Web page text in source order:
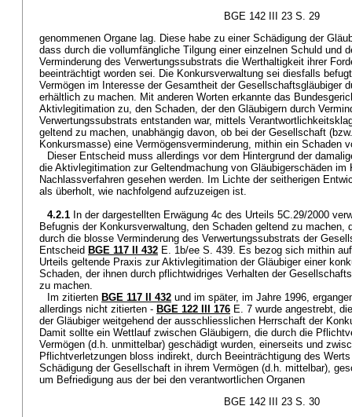
BGE 142 III 23 S. 29
genommenen Organe lag. Diese habe zu einer Schädigung der
dass durch die vollumfängliche Tilgung einer einzelnen Schuld und
Verminderung des Verwertungssubstrats die Werthaltigkeit ihrer
beeinträchtigt worden sei. Die Konkursverwaltung sei diesfalls
Vermögen im Interesse der Gesamtheit der Gesellschaftsgläubiger
erhältlich zu machen. Mit anderen Worten erkannte das
Aktivlegitimation zu, den Schaden, der den Gläubigern durch
Verwertungssubstrats entstanden war, mittels
geltend zu machen, unabhängig davon, ob bei der Gesellschaft
Konkursmasse) eine Vermögensverminderung, mithin ein Schaden
Dieser Entscheid muss allerdings vor dem Hintergrund der
die Aktivlegitimation zur Geltendmachung von Gläubigerschäden im
Nachlassverfahren gesehen werden. Im Lichte der seitherigen
als überholt, wie nachfolgend aufzuzeigen ist.
4.2.1 In der dargestellten Erwägung 4c des Urteils 5C.29/2000
Befugnis der Konkursverwaltung, den Schaden geltend zu machen,
durch die blosse Verminderung des Verwertungssubstrats der
Entscheid BGE 117 II 432 E. 1b/ee S. 439. Es bezog sich mithin
Urteils geltende Praxis zur Aktivlegitimation der Gläubiger einer
Schaden, der ihnen durch pflichtwidriges Verhalten der
zu machen.
Im zitierten BGE 117 II 432 und im später, im Jahre 1996,
allerdings nicht zitierten - BGE 122 III 176 E. 7 wurde angestrebt,
der Gläubiger weitgehend der ausschliesslichen Herrschaft der
Damit sollte ein Wettlauf zwischen Gläubigern, die durch die
Vermögen (d.h. unmittelbar) geschädigt wurden, einerseits und
Pflichtverletzungen bloss indirekt, durch Beeinträchtigung des
Schädigung der Gesellschaft in ihrem Vermögen (d.h. mittelbar),
um Befriedigung aus der bei den verantwortlichen Organen
BGE 142 III 23 S. 30